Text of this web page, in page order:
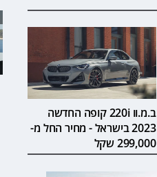
ב.מ.וו 220i קופה החדשה
2023 בישראל - מחיר החל מ-
299,000 שקל